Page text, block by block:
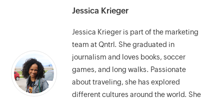
Jessica Krieger
Jessica Krieger is part of the marketing
team at Qntrl. She graduated in
journalism and loves books, soccer
games, and long walks. Passionate
about traveling, she has explored
different cultures around the world. She